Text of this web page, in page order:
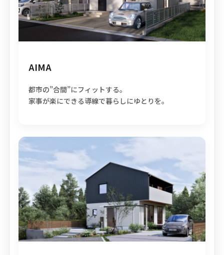
AIMA
都市の”合間”にフィットする。
家事が楽にできる導線で暮らしにゆとりを。